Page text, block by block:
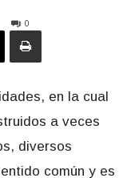
0
en la cual
a veces
diversos
común y es